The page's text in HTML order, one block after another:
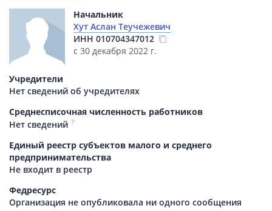
Начальник
Хут Аслан Теучежевич
ИНН 010704347012
с 30 декабря 2022 г.
Учредители
Нет сведений об учредителях
Среднесписочная численность работников
Нет сведений ?
Единый реестр субъектов малого и среднего
предпринимательства
Не входит в реестр
Федресурс
Организация не опубликовала ни одного сообщения